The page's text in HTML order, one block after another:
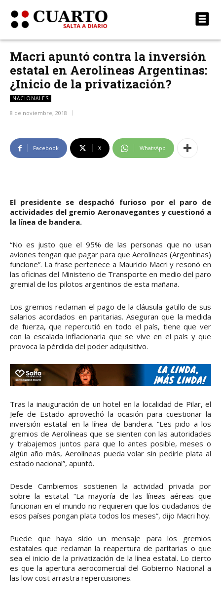
Macri apuntó contra la inversión
estatal en Aerolíneas Argentinas:
¿Inicio de la privatización?
NACIONALES
8 de noviembre, 2018
Facebook X WhatsApp
El presidente se despachó furioso por el paro de
actividades del gremio Aeronavegantes y cuestionó a
la línea de bandera.
“No es justo que el 95% de las personas que no usan
aviones tengan que pagar para que Aerolíneas (Argentinas)
funcione”. La frase pertenece a Mauricio Macri y resonó en
las oficinas del Ministerio de Transporte en medio del paro
gremial de los pilotos argentinos de esta mañana.
Los gremios reclaman el pago de la cláusula gatillo de sus
salarios acordados en paritarias. Aseguran que la medida
de fuerza, que repercutió en todo el país, tiene que ver
con la escalada inflacionaria que se vive en el país y que
provoca la pérdida del poder adquisitivo.
Tras la inauguración de un hotel en la localidad de Pilar, el
Jefe de Estado aprovechó la ocasión para cuestionar la
inversión estatal en la línea de bandera. “Les pido a los
gremios de Aerolíneas que se sienten con las autoridades
y trabajemos juntos para que lo antes posible, meses o
algún año más, Aerolíneas pueda volar sin pedirle plata al
estado nacional”, apuntó.
Desde Cambiemos sostienen la actividad privada por
sobre la estatal. “La mayoría de las líneas aéreas que
funcionan en el mundo no requieren que los ciudadanos de
esos países pongan plata todos los meses”, dijo Macri hoy.
Puede que haya sido un mensaje para los gremios
estatales que reclaman la reapertura de paritarias o que
sea el inicio de la privatización de la línea estatal. Lo cierto
es que la apertura aerocomercial del Gobierno Nacional a
las low cost arrastra repercusiones.